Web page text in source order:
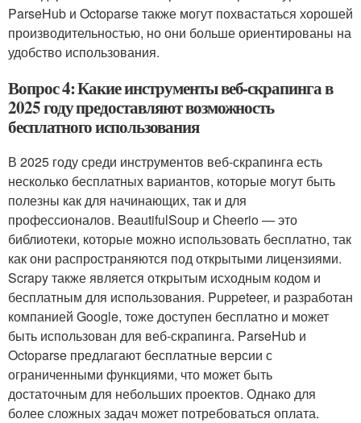
ParseHub и Octoparse также могут похвастаться хорошей
производительностью, но они больше ориентированы на
удобство использования.
Вопрос 4: Какие инструменты веб-скрапинга в
2025 году предоставляют возможность
бесплатного использования
В 2025 году среди инструментов веб-скрапинга есть
несколько бесплатных вариантов, которые могут быть
полезны как для начинающих, так и для
профессионалов. BeautifulSoup и Cheerio — это
библиотеки, которые можно использовать бесплатно, так
как они распространяются под открытыми лицензиями.
Scrapy также является открытым исходным кодом и
бесплатным для использования. Puppeteer, и разработан
компанией Google, тоже доступен бесплатно и может
быть использован для веб-скрапинга. ParseHub и
Octoparse предлагают бесплатные версии с
ограниченными функциями, что может быть
достаточным для небольших проектов. Однако для
более сложных задач может потребоваться оплата.